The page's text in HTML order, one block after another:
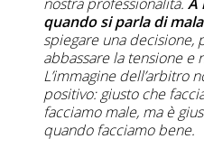
quando si parla di
spiegare una decisione,
abbassare la tensione e
L’immagine dell’arbitro
positivo: giusto che
facciamo male, ma è
quando facciamo bene.